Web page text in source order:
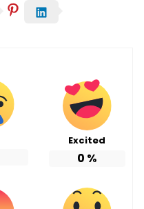
Excited
0 %